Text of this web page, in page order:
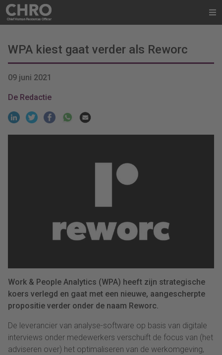
WPA kiest gaat verder als Reworc
09 juni 2021
De Redactie
Work & People Analytics (WPA) heeft zijn strategische
koers verlegd en gaat met een nieuwe, aangescherpte
propositie verder onder de naam Reworc.
De leverancier van analyse-software op basis van digitale
interviews onder medewerkers verschuift de focus van (het
adviseren over) het optimaliseren van de werkomgeving,